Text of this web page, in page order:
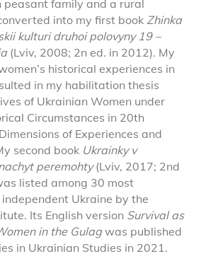
family and a rural
into my first book Zhinka
kulturi druhoi polovyny 19 –
(Lviv, 2008; 2n ed. in 2012). My
historical experiences in
in my habilitation thesis
of Ukrainian Women under
Circumstances in 20th
of Experiences and
second book Ukrainky v
peremohty(Lviv, 2017; 2nd
listed among 30 most
Ukraine by the
Its English version Survival as
in the Gulagwas published
in Ukrainian Studies in 2021.